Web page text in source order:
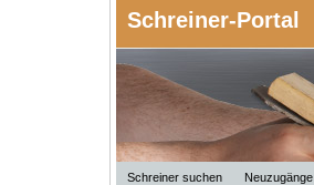
Schreiner-Portal
Schreiner suchen Neuzugänge